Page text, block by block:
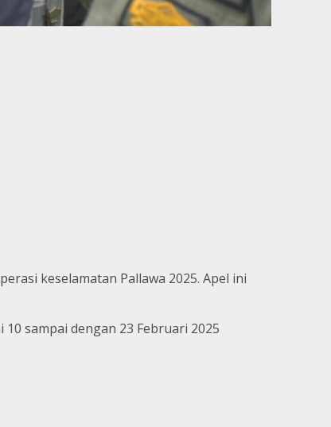
keselamatan Pallawa 2025. Apel ini
sampai dengan 23 Februari 2025